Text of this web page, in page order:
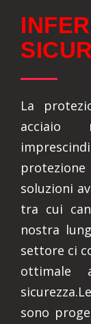
La
acciaio
soluzioni
tra cui
nostra
settore ci
ottimale
sono